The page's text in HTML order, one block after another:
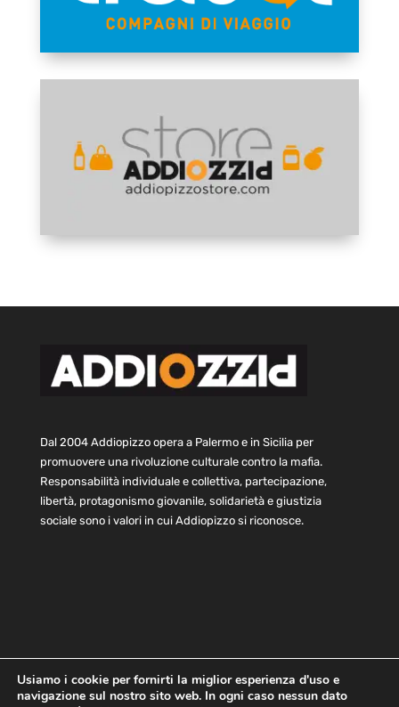
Dal 2004 Addiopizzo opera a Palermo e in Sicilia per
promuovere una rivoluzione culturale contro la mafia.
Responsabilità individuale e collettiva, partecipazione,
libertà, protagonismo giovanile, solidarietà e giustizia
sociale sono i valori in cui Addiopizzo si riconosce.
Home Statuto e bilancio Contatti
Usiamo i cookie per fornirti la miglior esperienza d'uso e
navigazione sul nostro sito web. In ogni caso nessun dato